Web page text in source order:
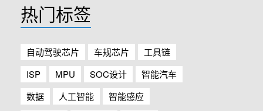
热门标签
自动驾驶芯片 车规芯片
工具链
ISP
MPU SOC设计
智能汽车
数据
人工智能
智能感应